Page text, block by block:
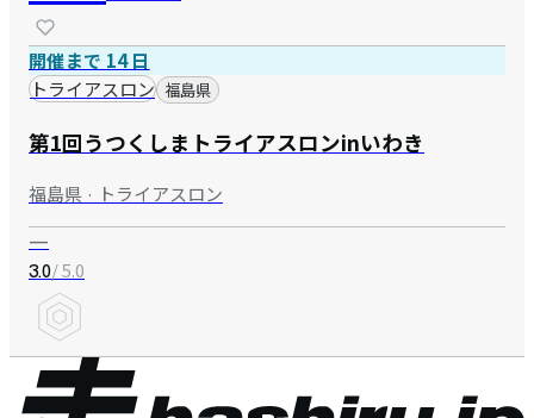
開催まで 14 日
トライアスロン 福島県
第1回うつくしまトライアスロンinいわき
福島県 · トライアスロン
—
3.0/ 5.0